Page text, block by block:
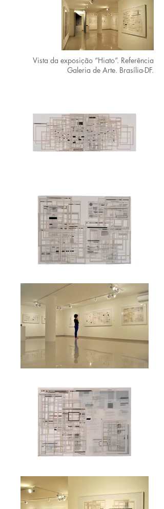
Vista da exposição “Hiato”. Referência
Galeria de Arte. Brasília-DF.